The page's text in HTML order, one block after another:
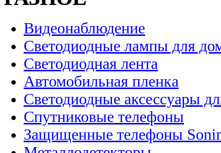
Видеонаблюдение
Светодиодные лампы для
Светодиодная лента
Автомобильная пленка
Светодиодные аксессуары
Спутниковые телефоны
Защищенные телефоны